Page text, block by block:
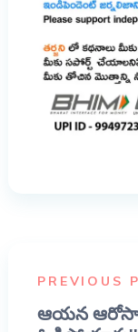
PREVIOUS
ఆయన